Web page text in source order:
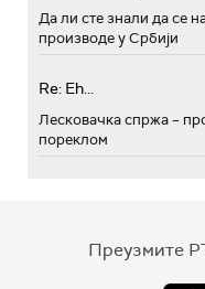
Да ли сте знали да се
производе у Србији
Re: Eh...
Лесковачка спржа –
пореклом
Преузмите